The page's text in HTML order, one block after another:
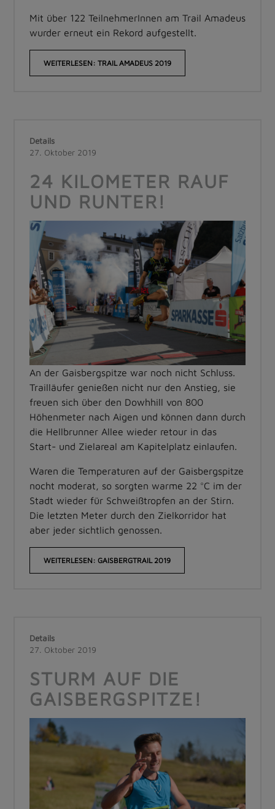
Mit über 122 TeilnehmerInnen am Trail Amadeus
wurder erneut ein Rekord aufgestellt.
WEITERLESEN: TRAIL AMADEUS 2019
Details
27. Oktober 2019
24 KILOMETER RAUF
UND RUNTER!
An der Gaisbergspitze war noch nicht Schluss.
Trailläufer genießen nicht nur den Anstieg, sie
freuen sich über den Dowhhill von 800
Höhenmeter nach Aigen und können dann durch
die Hellbrunner Allee wieder retour in das
Start- und Zielareal am Kapitelplatz einlaufen.
Waren die Temperaturen auf der Gaisbergspitze
nocht moderat, so sorgten warme 22 °C im der
Stadt wieder für Schweißtropfen an der Stirn.
Die letzten Meter durch den Zielkorridor hat
aber jeder sichtlich genossen.
WEITERLESEN: GAISBERGTRAIL 2019
Details
27. Oktober 2019
STURM AUF DIE
GAISBERGSPITZE!